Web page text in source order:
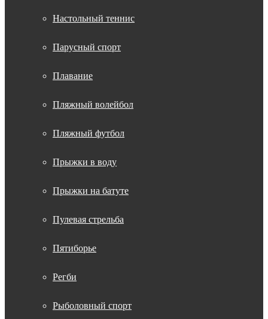
Настольный теннис
Парусный спорт
Плавание
Пляжный волейбол
Пляжный футбол
Прыжки в воду
Прыжки на батуте
Пулевая стрельба
Пятиборье
Регби
Рыболовный спорт